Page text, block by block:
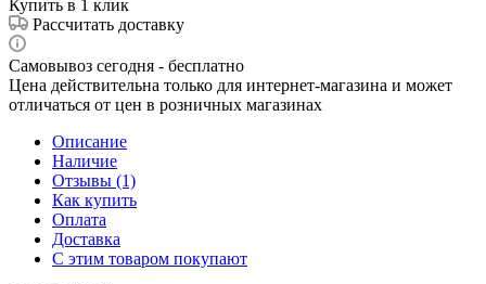
Купить в 1 клик
Рассчитать доставку
Самовывоз сегодня - бесплатно
Цена действительна только для интернет-магазина и может
отличаться от цен в розничных магазинах
Описание
Наличие
Отзывы (1)
Как купить
Оплата
Доставка
С этим товаром покупают